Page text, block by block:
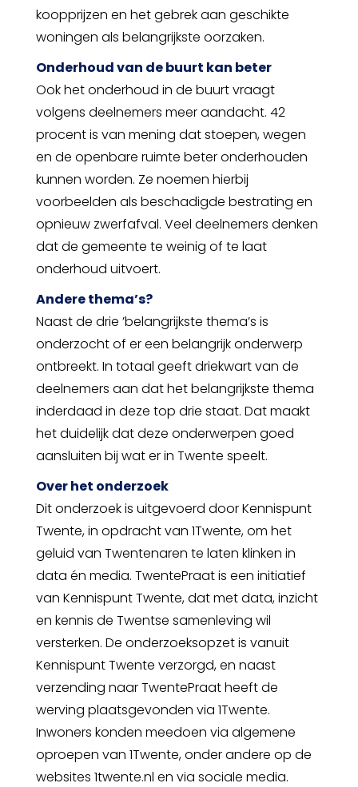
koopprijzen en het gebrek aan geschikte
woningen als belangrijkste oorzaken.
Onderhoud van de buurt kan beter
Ook het onderhoud in de buurt vraagt
volgens deelnemers meer aandacht. 42
procent is van mening dat stoepen, wegen
en de openbare ruimte beter onderhouden
kunnen worden. Ze noemen hierbij
voorbeelden als beschadigde bestrating en
opnieuw zwerfafval. Veel deelnemers denken
dat de gemeente te weinig of te laat
onderhoud uitvoert.
Andere thema’s?
Naast de drie ’belangrijkste thema’s is
onderzocht of er een belangrijk onderwerp
ontbreekt. In totaal geeft driekwart van de
deelnemers aan dat het belangrijkste thema
inderdaad in deze top drie staat. Dat maakt
het duidelijk dat deze onderwerpen goed
aansluiten bij wat er in Twente speelt.
Over het onderzoek
Dit onderzoek is uitgevoerd door Kennispunt
Twente, in opdracht van 1Twente, om het
geluid van Twentenaren te laten klinken in
data én media. TwentePraat is een initiatief
van Kennispunt Twente, dat met data, inzicht
en kennis de Twentse samenleving wil
versterken. De onderzoeksopzet is vanuit
Kennispunt Twente verzorgd, en naast
verzending naar TwentePraat heeft de
werving plaatsgevonden via 1Twente.
Inwoners konden meedoen via algemene
oproepen van 1Twente, onder andere op de
websites 1twente.nl en via sociale media.